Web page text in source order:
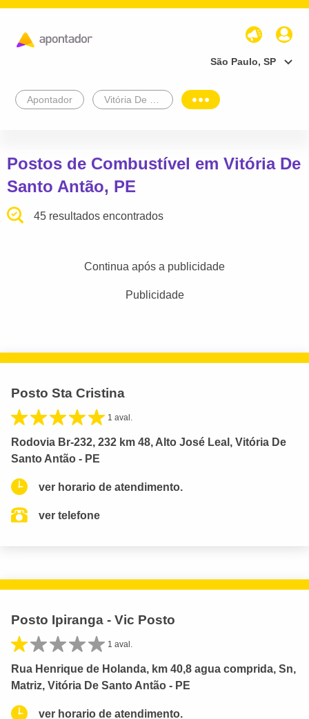
São Paulo, SP
Apontador
Postos de Combustível em Vitória De
Santo Antão, PE
45 resultados encontrados
Continua após a publicidade
Publicidade
Posto Sta Cristina
1 aval.
Rodovia Br-232, 232 km 48, Alto José Leal, Vitória De
Santo Antão - PE
ver horario de atendimento.
ver telefone
Posto Ipiranga - Vic Posto
1 aval.
Rua Henrique de Holanda, km 40,8 agua comprida, Sn,
Matriz, Vitória De Santo Antão - PE
ver horario de atendimento.